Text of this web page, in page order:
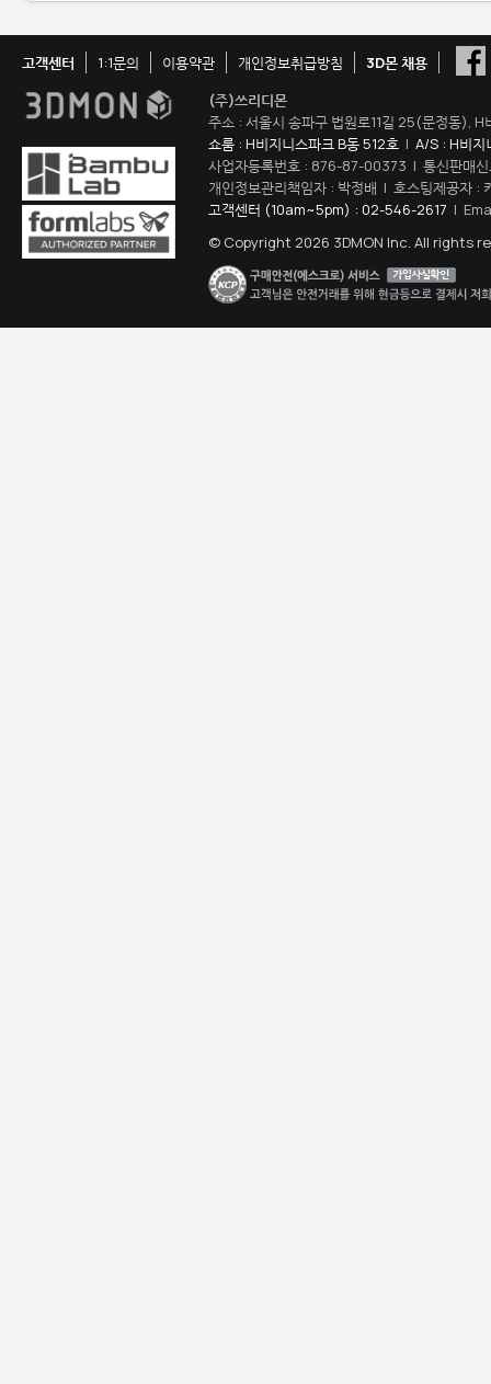
고객센터 1:1문의 이용약관 개인정보취급방침
3D몬 채용
(주)쓰리디몬
주소 : 서울시 송파구 법원로11길 25(문정동),
쇼룸 : H비지니스파크 B동 512호 | A/S : H비지
사업자등록번호 : 876-87-00373 | 통신판매
개인정보관리책임자 : 박정배 | 호스팅제공자 :
고객센터 (10am~5pm) : 02-546-2617 |
© Copyright 2026 3DMON Inc. All rights